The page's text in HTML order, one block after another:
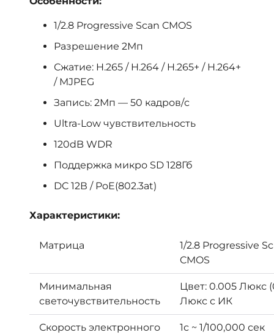
1/2.8 Progressive Scan CMOS
Разрешение 2Мп
Сжатие: H.265 / H.264 / H.265+ / H.264+
/ MJPEG
Запись: 2Мп — 50 кадров/с
Ultra-Low чувствительность
120dB WDR
Поддержка микро SD 128Гб
DC 12В / PoE(802.3at)
Характеристики:
Матрица
1/2.8 Progressive
CMOS
Минимальная
светочувствительность
Цвет: 0.005 Люкс
Люкс с ИК
Скорость электронного
1с ~ 1/100,000 сек